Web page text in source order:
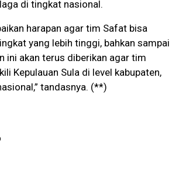
di tingkat nasional.
harapan agar tim Safat bisa
yang lebih tinggi, bahkan sampai
ini akan terus diberikan agar tim
Kepulauan Sula di level kabupaten,
tandasnya. (**)